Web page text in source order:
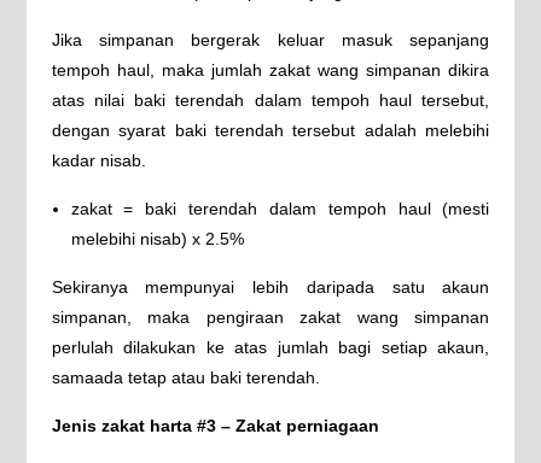
Jika simpanan bergerak keluar masuk sepanjang
tempoh haul, maka jumlah zakat wang simpanan dikira
atas nilai baki terendah dalam tempoh haul tersebut,
dengan syarat baki terendah tersebut adalah melebihi
kadar nisab.
zakat = baki terendah dalam tempoh haul (mesti
melebihi nisab) x 2.5%
Sekiranya mempunyai lebih daripada satu akaun
simpanan, maka pengiraan zakat wang simpanan
perlulah dilakukan ke atas jumlah bagi setiap akaun,
samaada tetap atau baki terendah.
Jenis zakat harta #3 – Zakat perniagaan